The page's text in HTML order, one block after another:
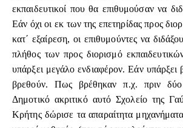
εκπαιδευτικοί που θα επιθυμούσαν να
Εάν όχι οι εκ των της επετηρίδας προς
κατ΄ εξαίρεση, οι επιθυμούντες να
πλήθος των προς διορισμό
υπάρξει μεγάλο ενδιαφέρον. Εάν υπάρξει
βρεθούν. Πως βρέθηκαν π.χ. πριν
Δημοτικό ακριτικό αυτό Σχολείο της
Κρήτης δώρισε τα απαραίτητα